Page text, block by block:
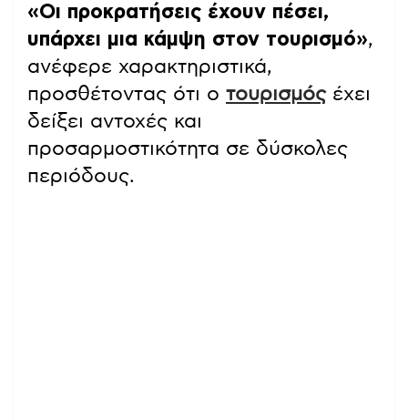
«Οι προκρατήσεις έχουν πέσει,
υπάρχει μια κάμψη στον τουρισμό»,
ανέφερε χαρακτηριστικά,
προσθέτοντας ότι ο τουρισμόςέχει
δείξει αντοχές και
προσαρμοστικότητα σε δύσκολες
περιόδους.